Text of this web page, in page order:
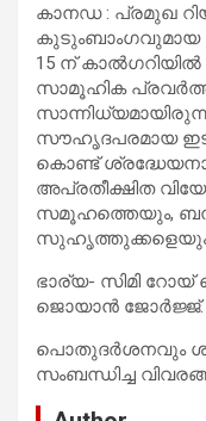
കാനഡ : പ്രമുഖ
കുടുംബാംഗവുമായ
15 ന്
സാമൂഹിക
സൗഹൃദപരമായ
കൊണ്ട്
അപ്രതീക്ഷിത
സമൂഹത്തെയും,
സുഹൃത്തുക്കളെയും
ഭാര്യ- സിമി റോയ്
ജൊയാൻ ജോർജ്ജ്.
പൊതുദർശനവും
സംബന്ധിച്ച